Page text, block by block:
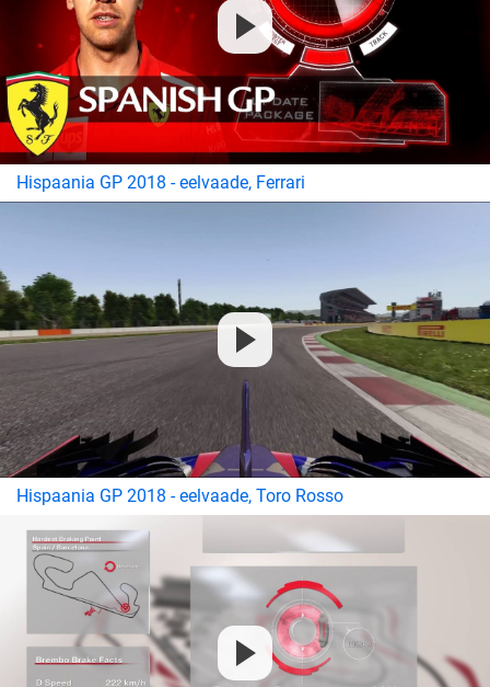
Hispaania GP 2018 - eelvaade, Ferrari
Hispaania GP 2018 - eelvaade, Toro Rosso